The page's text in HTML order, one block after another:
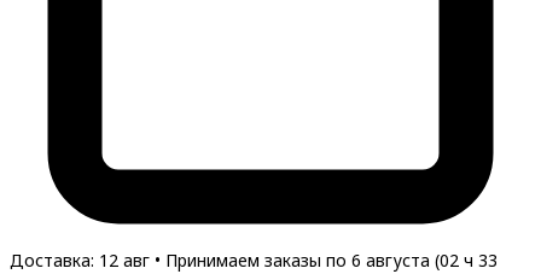
Доставка: 12 авг • Принимаем заказы по 6 августа (02 ч 33